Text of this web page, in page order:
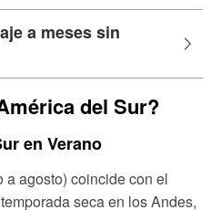
a meses sin
del Sur?
en Verano
agosto) coincide con el
seca en los Andes,